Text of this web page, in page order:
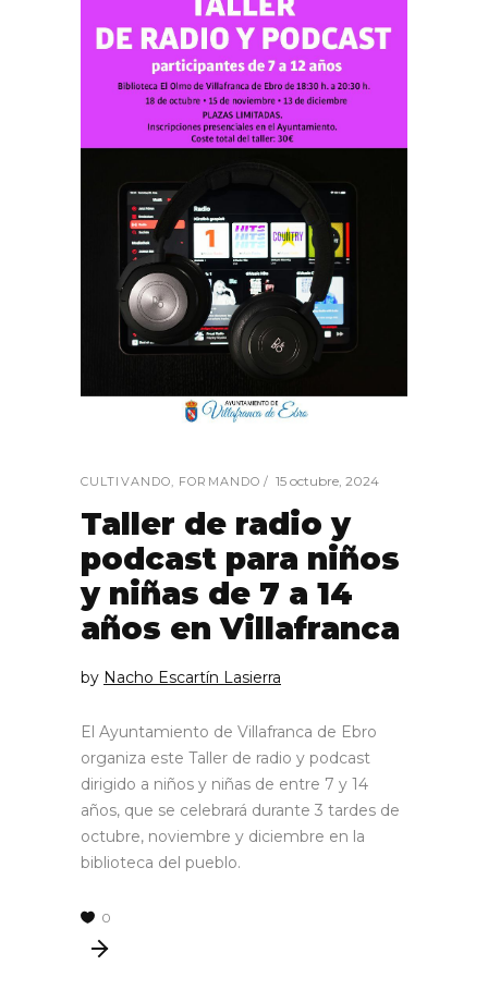
CULTIVANDO, FORMANDO 15 octubre, 2024
Taller de radio y
podcast para niños
y niñas de 7 a 14
años en Villafranca
by Nacho Escartín Lasierra
El Ayuntamiento de Villafranca de Ebro
organiza este Taller de radio y podcast
dirigido a niños y niñas de entre 7 y 14
años, que se celebrará durante 3 tardes de
octubre, noviembre y diciembre en la
biblioteca del pueblo.
0